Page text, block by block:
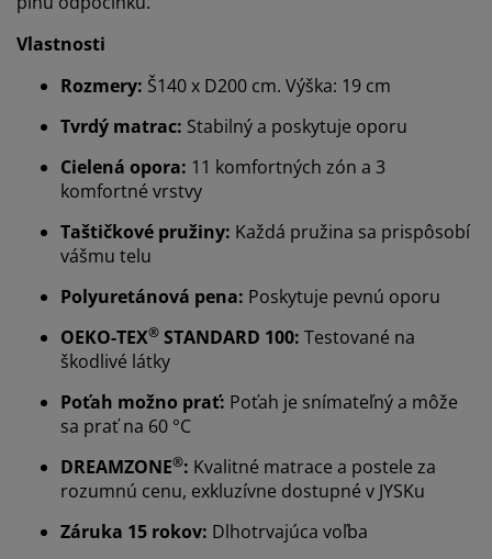
Vlastnosti
Rozmery: Š140 x D200 cm. Výška: 19 cm
Tvrdý matrac: Stabilný a poskytuje oporu
Cielená opora: 11 komfortných zón a 3
komfortné vrstvy
Taštičkové pružiny: Každá pružina sa prispôsobí
vášmu telu
Polyuretánová pena: Poskytuje pevnú oporu
OEKO-TEX® STANDARD 100: Testované na
škodlivé látky
Poťah možno prať: Poťah je snímateľný a môže
sa prať na 60 °C
DREAMZONE®: Kvalitné matrace a postele za
rozumnú cenu, exkluzívne dostupné v JYSKu
Záruka 15 rokov: Dlhotrvajúca voľba
Prispôsobujeme váš zážitok
V JYSKu používame súbory cookie a mobilné
identifikátory, aby sme vám zabezpečili dobrú
skúsenosť počas návštevy našej webovej stránky.
Súbory cookie zhromažďujú informácie o vás s cieľom
zabezpečiť funkčnosť, štatistiky a relevantný marketing.